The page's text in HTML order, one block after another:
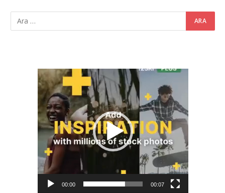
Video
oynatıcı
00:00 00:07